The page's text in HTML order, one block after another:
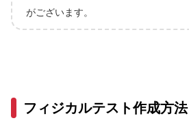
がございます。
フィジカルテスト作成方法